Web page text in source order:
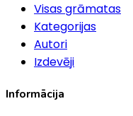
Visas grāmatas
Kategorijas
Autori
Izdevēji
Informācija